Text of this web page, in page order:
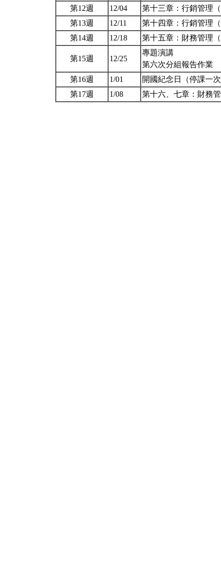
第12週 12/04
第十三章：行銷管理
第13週
12/11
第十四章：行銷管理
第14週
12/18 第十五章：財務管理
第15週 12/25
專題演講
第六次分組報告作業
第16週
1/01
開國紀念日（停課一
第17週
1/08 第十六、七章：財務